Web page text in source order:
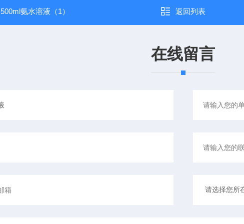
500ml氨水溶液（1） 返回列表
在线留言